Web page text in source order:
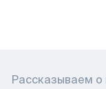
Рассказываем